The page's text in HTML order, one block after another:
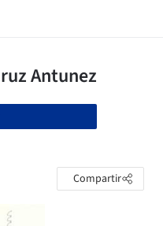
Compartir